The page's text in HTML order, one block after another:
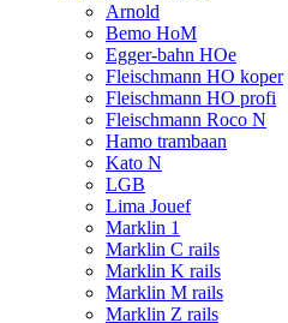
Arnold
Bemo HoM
Egger-bahn HOe
Fleischmann HO koper
Fleischmann HO profi
Fleischmann Roco N
Hamo trambaan
Kato N
LGB
Lima Jouef
Marklin 1
Marklin C rails
Marklin K rails
Marklin M rails
Marklin Z rails